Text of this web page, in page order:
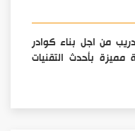
من اجل بناء كوادر
بأحدث التقنيات